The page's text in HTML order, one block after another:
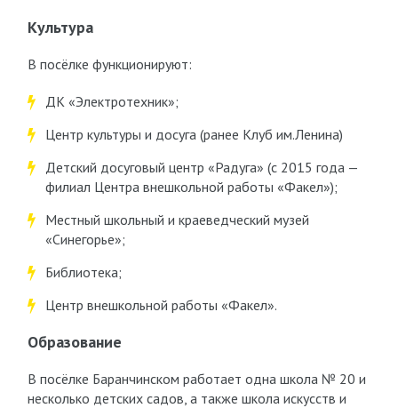
Культура
В посёлке функционируют:
ДК «Электротехник»;
Центр культуры и досуга (ранее Клуб им.Ленина)
Детский досуговый центр «Радуга» (с 2015 года —
филиал Центра внешкольной работы «Факел»);
Местный школьный и краеведческий музей
«Синегорье»;
Библиотека;
Центр внешкольной работы «Факел».
Образование
В посёлке Баранчинском работает одна школа № 20 и
несколько детских садов, а также школа искусств и